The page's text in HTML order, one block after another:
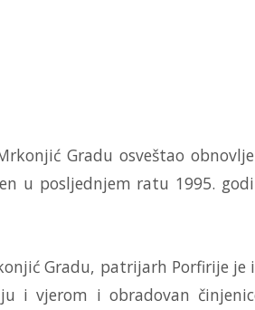
Gradu osveštao
u posljednjem ratu 1995.
Gradu, patrijarh Porfirije
i vjerom i obradovan